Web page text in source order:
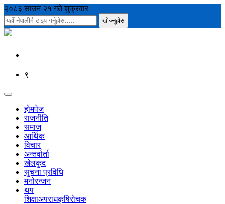
२०८३ साउन २१ गते शुक्रवार
९
होमपेज
राजनीति
समाज
आर्थिक
विचार
अन्तर्वार्ता
खेलकुद
सुचना प्रविधि
मनोरन्जन
थप
शिक्षाअपराधकृषिरोचक